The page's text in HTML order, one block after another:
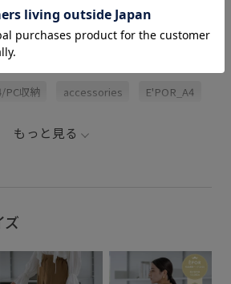
ジュア
くれ
バッグ
PC収納 accessories E'POR_A4
富
ビジネスバッグ ベーシック
もっと見る
ズ